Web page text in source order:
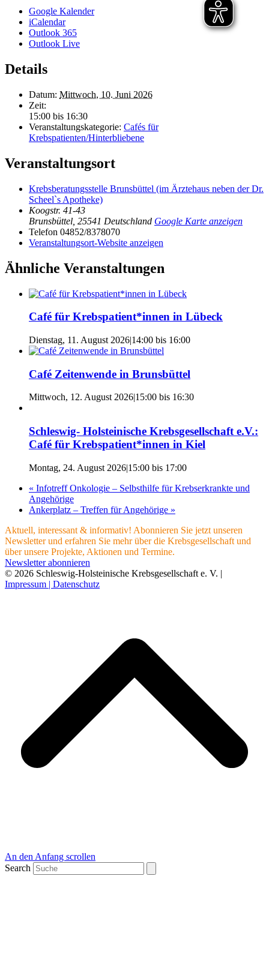
Google Kalender
iCalendar
Outlook 365
Outlook Live
Details
Datum: Mittwoch, 10. Juni 2026
Zeit:
15:00 bis 16:30
Veranstaltungskategorie: Cafés für
Krebspatienten/Hinterbliebene
Veranstaltungsort
Krebsberatungsstelle Brunsbüttel (im Ärztehaus neben der Dr.
Scheel`s Apotheke)
Koogstr. 41-43
Brunsbüttel 25541 Deutschland Google Karte anzeigen
Telefon 04852/8378070
Veranstaltungsort-Website anzeigen
Ähnliche Veranstaltungen
Café für Krebspatient*innen in Lübeck
Dienstag, 11. August 2026|14:00 bis 16:00
Café Zeitenwende in Brunsbüttel
Mittwoch, 12. August 2026|15:00 bis 16:30
Schleswig- Holsteinische Krebsgesellschaft e.V.:
Café für Krebspatient*innen in Kiel
Montag, 24. August 2026|15:00 bis 17:00
« Infotreff Onkologie – Selbsthilfe für Krebserkrankte und
Angehörige
Ankerplatz – Treffen für Angehörige »
Aktuell, interessant & informativ! Abonnieren Sie jetzt unseren
Newsletter und erfahren Sie mehr über die Krebsgesellschaft und
über unsere Projekte, Aktionen und Termine.
Newsletter abonnieren
© 2026 Schleswig-Holsteinische Krebsgesellschaft e. V. |
Impressum | Datenschutz
An den Anfang scrollen
Search